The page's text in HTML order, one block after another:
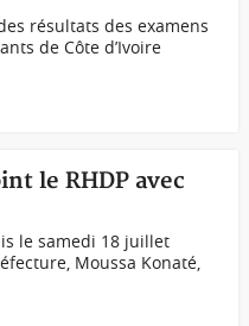
résultats des examens
de Côte d’Ivoire
le RHDP avec
le samedi 18 juillet
Moussa Konaté,